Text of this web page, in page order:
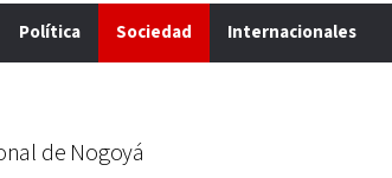
Política Sociedad Internacionales
de Nogoyá